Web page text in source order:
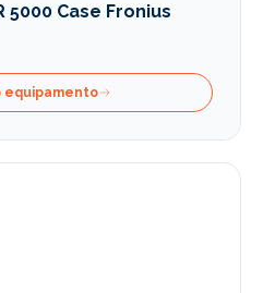
5000 Case Fronius
equipamento